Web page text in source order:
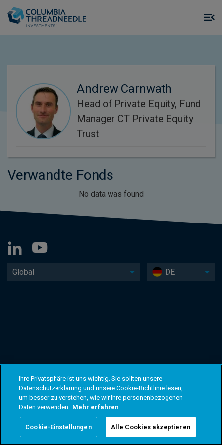
Andrew Carnwath
Head of Private Equity, Fund
Manager CT Private Equity
Trust
Verwandte Fonds
No data was found
Global DE
Ihre Privatsphäre ist uns wichtig. Sie sollten unsere
Datenschutzerklärung und unsere Cookie-Richtlinie lesen,
um besser zu verstehen, wie wir Ihre personenbezogenen
Daten verwenden. Mehr erfahren
Cookie-Einstellungen Alle Cookies akzeptieren